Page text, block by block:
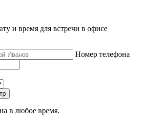
и время для встречи в офисе
Номер телефона
в любое время.